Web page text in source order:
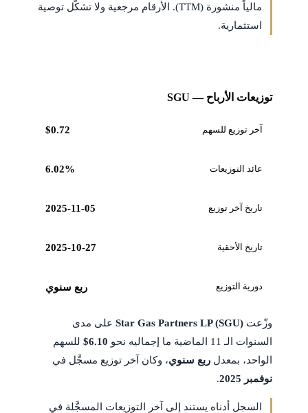
مالياً منشورة (TTM). الأرقام مرجعية ولا تشكّل توصية
استثمارية.
توزيعات الأرباح — SGU
آخر توزيع للسهم $0.72
عائد التوزيعات 6.02%
تاريخ آخر توزيع 2025-11-05
تاريخ الأحقية 2025-10-27
دورية التوزيع ربع سنوي
وزّعت Star Gas Partners LP (SGU)على مدى
السنوات الـ 11 الماضية ما إجماليه نحو
$6.10للسهم
الواحد، بمعدل ربع سنوي، وكان آخر توزيع مسجَّل في
نوفمبر 2025
.
السجل أدناه يستند إلى آخر التوزيعات المسجَّلة في